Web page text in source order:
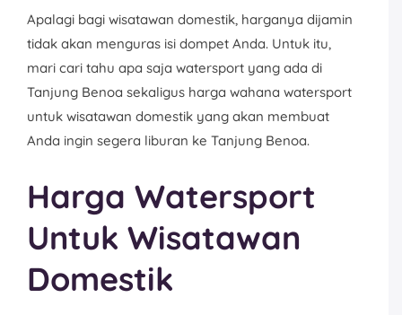
Apalagi bagi wisatawan domestik, harganya dijamin
tidak akan menguras isi dompet Anda. Untuk itu,
mari cari tahu apa saja watersport yang ada di
Tanjung Benoa sekaligus harga wahana watersport
untuk wisatawan domestik yang akan membuat
Anda ingin segera liburan ke Tanjung Benoa.
Harga Watersport
Untuk Wisatawan
Domestik